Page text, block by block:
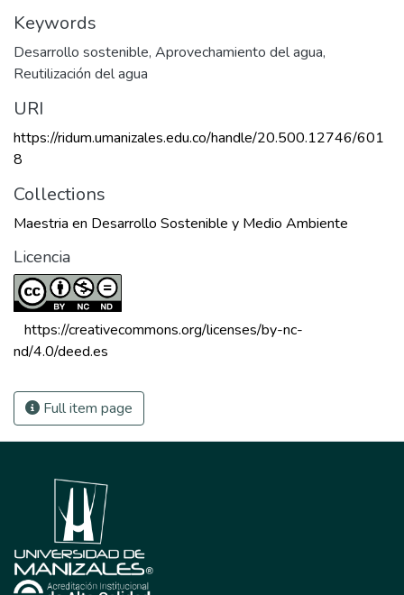
Keywords
Desarrollo sostenible, Aprovechamiento del agua,
Reutilización del agua
URI
https://ridum.umanizales.edu.co/handle/20.500.12746/601
8
Collections
Maestria en Desarrollo Sostenible y Medio Ambiente
Licencia
https://creativecommons.org/licenses/by-nc-
nd/4.0/deed.es
Full item page